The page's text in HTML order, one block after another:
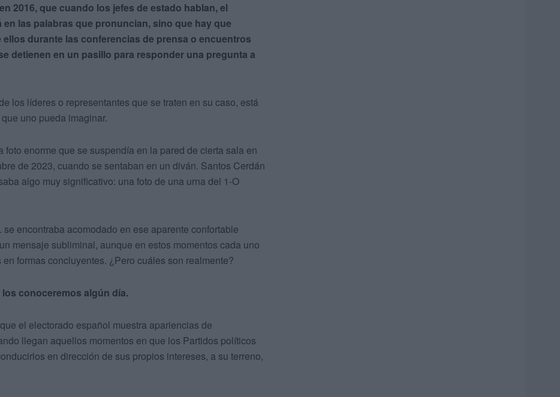
2016, que cuando los jefes de estado hablan, el
las palabras que pronuncian, sino que hay que
durante las conferencias de prensa o encuentros
detienen en un pasillo para responder una pregunta a
los líderes o representantes que se traten en su caso, está
uno pueda imaginar.
enorme que se suspendía en la pared de cierta sala en
de 2023, cuando se sentaban en un diván. Santos Cerdán
algo muy significativo: una foto de una urna del 1-O
encontraba acomodado en ese aparente confortable
mensaje subliminal, aunque en estos momentos cada uno
formas concluyentes. ¿Pero cuáles son realmente?
conoceremos algún día.
el electorado español muestra apariencias de
llegan aquellos momentos en que los Partidos políticos
en dirección de sus propios intereses, a su terreno,